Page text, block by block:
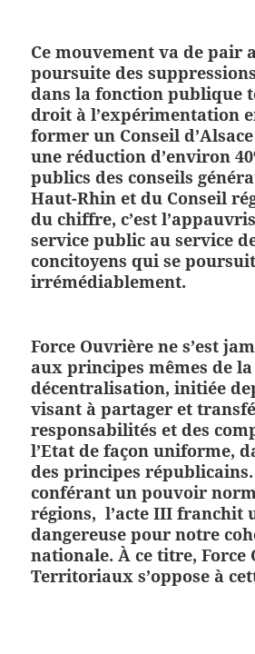
Ce mouvement va de pair
poursuite des
dans la fonction publique
droit à l’expérimentation
former un Conseil
une réduction d’environ
publics des conseils
Haut-Rhin et du Conseil
du chiffre,c’est
service public au service
concitoyens qui se poursuit
irrémédiablement.
Force Ouvrière ne s’est
aux principes mêmes de la
décentralisation, initiée
visant à partager et
responsabilités et des
l’Etat de façon uniforme,
des principes
conférant un pouvoir
régions,l’acte III franchit
dangereuse pour notre
nationale.À ce titre, Force
Territoriaux s’oppose à